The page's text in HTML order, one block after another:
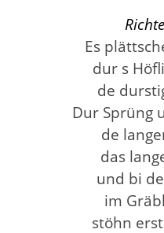
Es
dur s
de
Dur Sprüng
de
das
und bi
im
stöhn